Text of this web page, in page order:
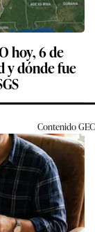
hoy, 6 de
y dónde fue
ContenidoGEC